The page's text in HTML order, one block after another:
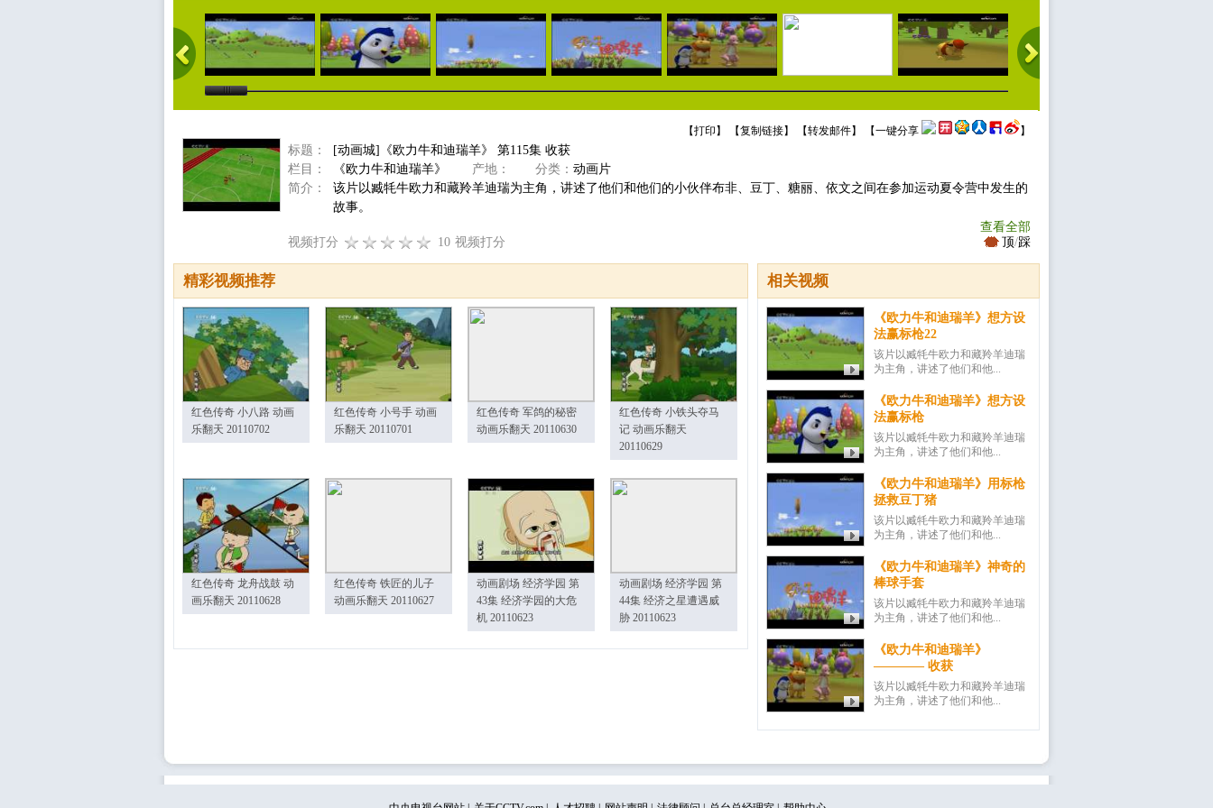
【打印 】 【复制链接】 【转发邮件】 【一键分享 】
标题：
[动画城]《欧力牛和迪瑞羊》 第115集 收获
栏目：
《欧力牛和迪瑞羊》 产地： 分类： 动画片
简介：
该片以臧牦牛欧力和藏羚羊迪瑞为主角，讲述了他们和他们的小伙伴布非、豆丁、糖丽、依文之间在参加运动夏令营中发生的
故事。
查看全部
视频打分
10 视频打分 顶/踩
相关视频
《欧力牛和迪瑞羊》想方设
法赢标枪22
该片以臧牦牛欧力和藏羚羊迪瑞
为主角，讲述了他们和他...
《欧力牛和迪瑞羊》想方设
法赢标枪
该片以臧牦牛欧力和藏羚羊迪瑞
为主角，讲述了他们和他...
《欧力牛和迪瑞羊》用标枪
拯救豆丁猪
该片以臧牦牛欧力和藏羚羊迪瑞
为主角，讲述了他们和他...
《欧力牛和迪瑞羊》神奇的
棒球手套
该片以臧牦牛欧力和藏羚羊迪瑞
为主角，讲述了他们和他...
《欧力牛和迪瑞羊》
———— 收获
该片以臧牦牛欧力和藏羚羊迪瑞
为主角，讲述了他们和他...
精彩视频推荐
红色传奇 小八路 动画
乐翻天 20110702
红色传奇 小号手 动画
乐翻天 20110701
红色传奇 军鸽的秘密
动画乐翻天 20110630
红色传奇 小铁头夺马
记 动画乐翻天
20110629
红色传奇 龙舟战鼓 动
画乐翻天 20110628
红色传奇 铁匠的儿子
动画乐翻天 20110627
动画剧场 经济学园 第
43集 经济学园的大危
机 20110623
动画剧场 经济学园 第
44集 经济之星遭遇威
胁 20110623